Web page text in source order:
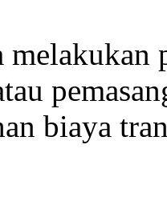
melakukan
biaya